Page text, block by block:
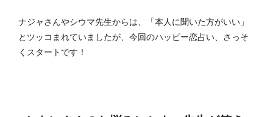
ナジャさんやシウマ先生からは、「本人に聞いた方がいい」
とツッコまれていましたが、今回のハッピー恋占い、さっそ
くスタートです！